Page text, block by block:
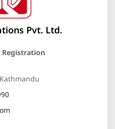
Pvt. Ltd.